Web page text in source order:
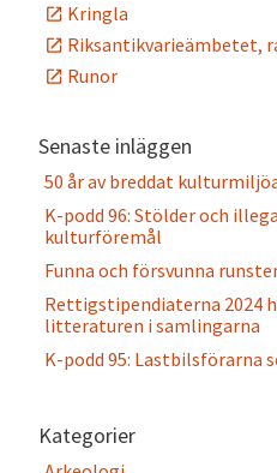
Kringla
Riksantikvarieämbetet,
Runor
Senaste inläggen
50 år av breddat
K-podd 96: Stölder och
kulturföremål
Funna och försvunna
Rettigstipendiaterna 2024
litteraturen i samlingarna
K-podd 95: Lastbilsförarna
Kategorier